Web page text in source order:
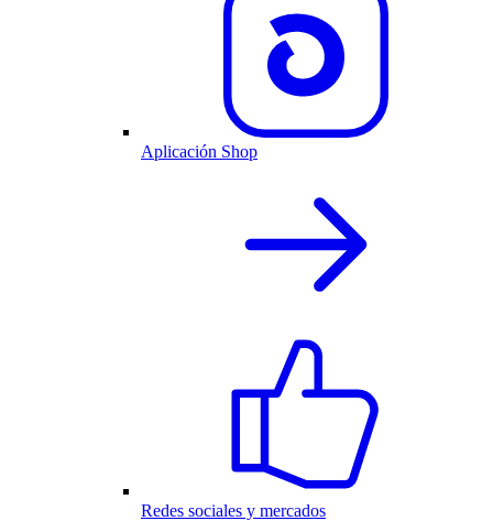
Aplicación Shop
Redes sociales y mercados